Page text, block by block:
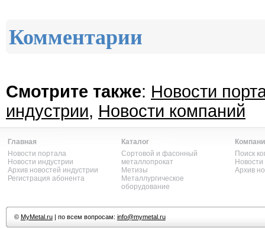
Комментарии
Смотрите также: Новости
индустрии, Новости компаний
Главная
Новости портала
Новости индустрии
Архив новостей индустрии
Регистрация абонента
Каталог
Сортовой и фасонный
металлопрокат
Метизы
Металлургическое
оборудование
Поиск
Архив
© MyMetal.ru| по всем вопросам: info@mymetal.ru